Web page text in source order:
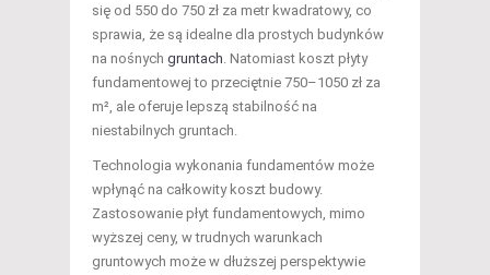
się od 550 do 750 zł za metr kwadratowy, co
sprawia, że są idealne dla prostych budynków
na nośnych gruntach . Natomiast koszt płyty
fundamentowej to przeciętnie 750–1050 zł za
m², ale oferuje lepszą stabilność na
niestabilnych gruntach.
Technologia wykonania fundamentów może
wpłynąć na całkowity koszt budowy.
Zastosowanie płyt fundamentowych, mimo
wyższej ceny, w trudnych warunkach
gruntowych może w dłuższej perspektywie